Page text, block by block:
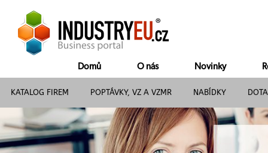
Domů O nás Novinky
KATALOG FIREM POPTÁVKY, VZ A VZMR NABÍDKY